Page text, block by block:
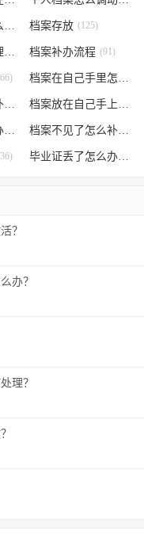
档案调动需要什么手续 (130)
档案存放 (125)
个人档案托管办理流程 (102)
档案补办流程 (91)
档案在自己手里怎么处理
报到证丢失如何补办 (54) 档案放在自己手上
档案丢失怎么补办 档案不见了怎么补办
毕业证丢了怎么办
？
办？
理？